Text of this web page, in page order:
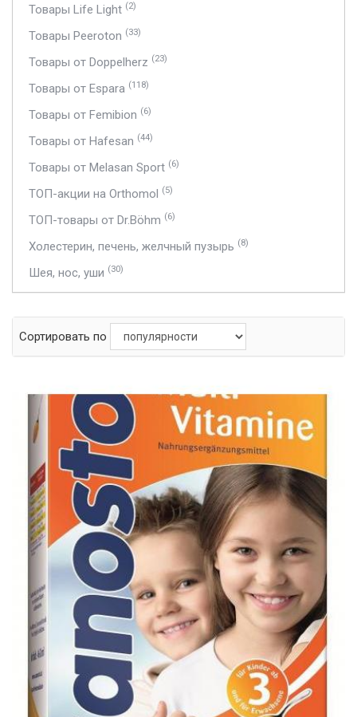
Товары Life Light (2)
Товары Peeroton (33)
Товары от Doppelherz (23)
Товары от Espara (118)
Товары от Femibion (6)
Товары от Hafesan (44)
Товары от Melasan Sport (6)
ТОП-акции на Orthomol (5)
ТОП-товары от Dr.Böhm (6)
Холестерин, печень, желчный пузырь (8)
Шея, нос, уши (30)
Сортировать по